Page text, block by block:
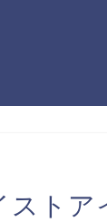
スト